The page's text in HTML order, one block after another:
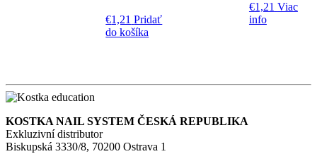
€1,21 Pridať
do košíka
€1,21 Viac
info
KOSTKA NAIL SYSTEM ČESKÁ REPUBLIKA
Exkluzivní distributor
Biskupská 3330/8, 70200 Ostrava 1